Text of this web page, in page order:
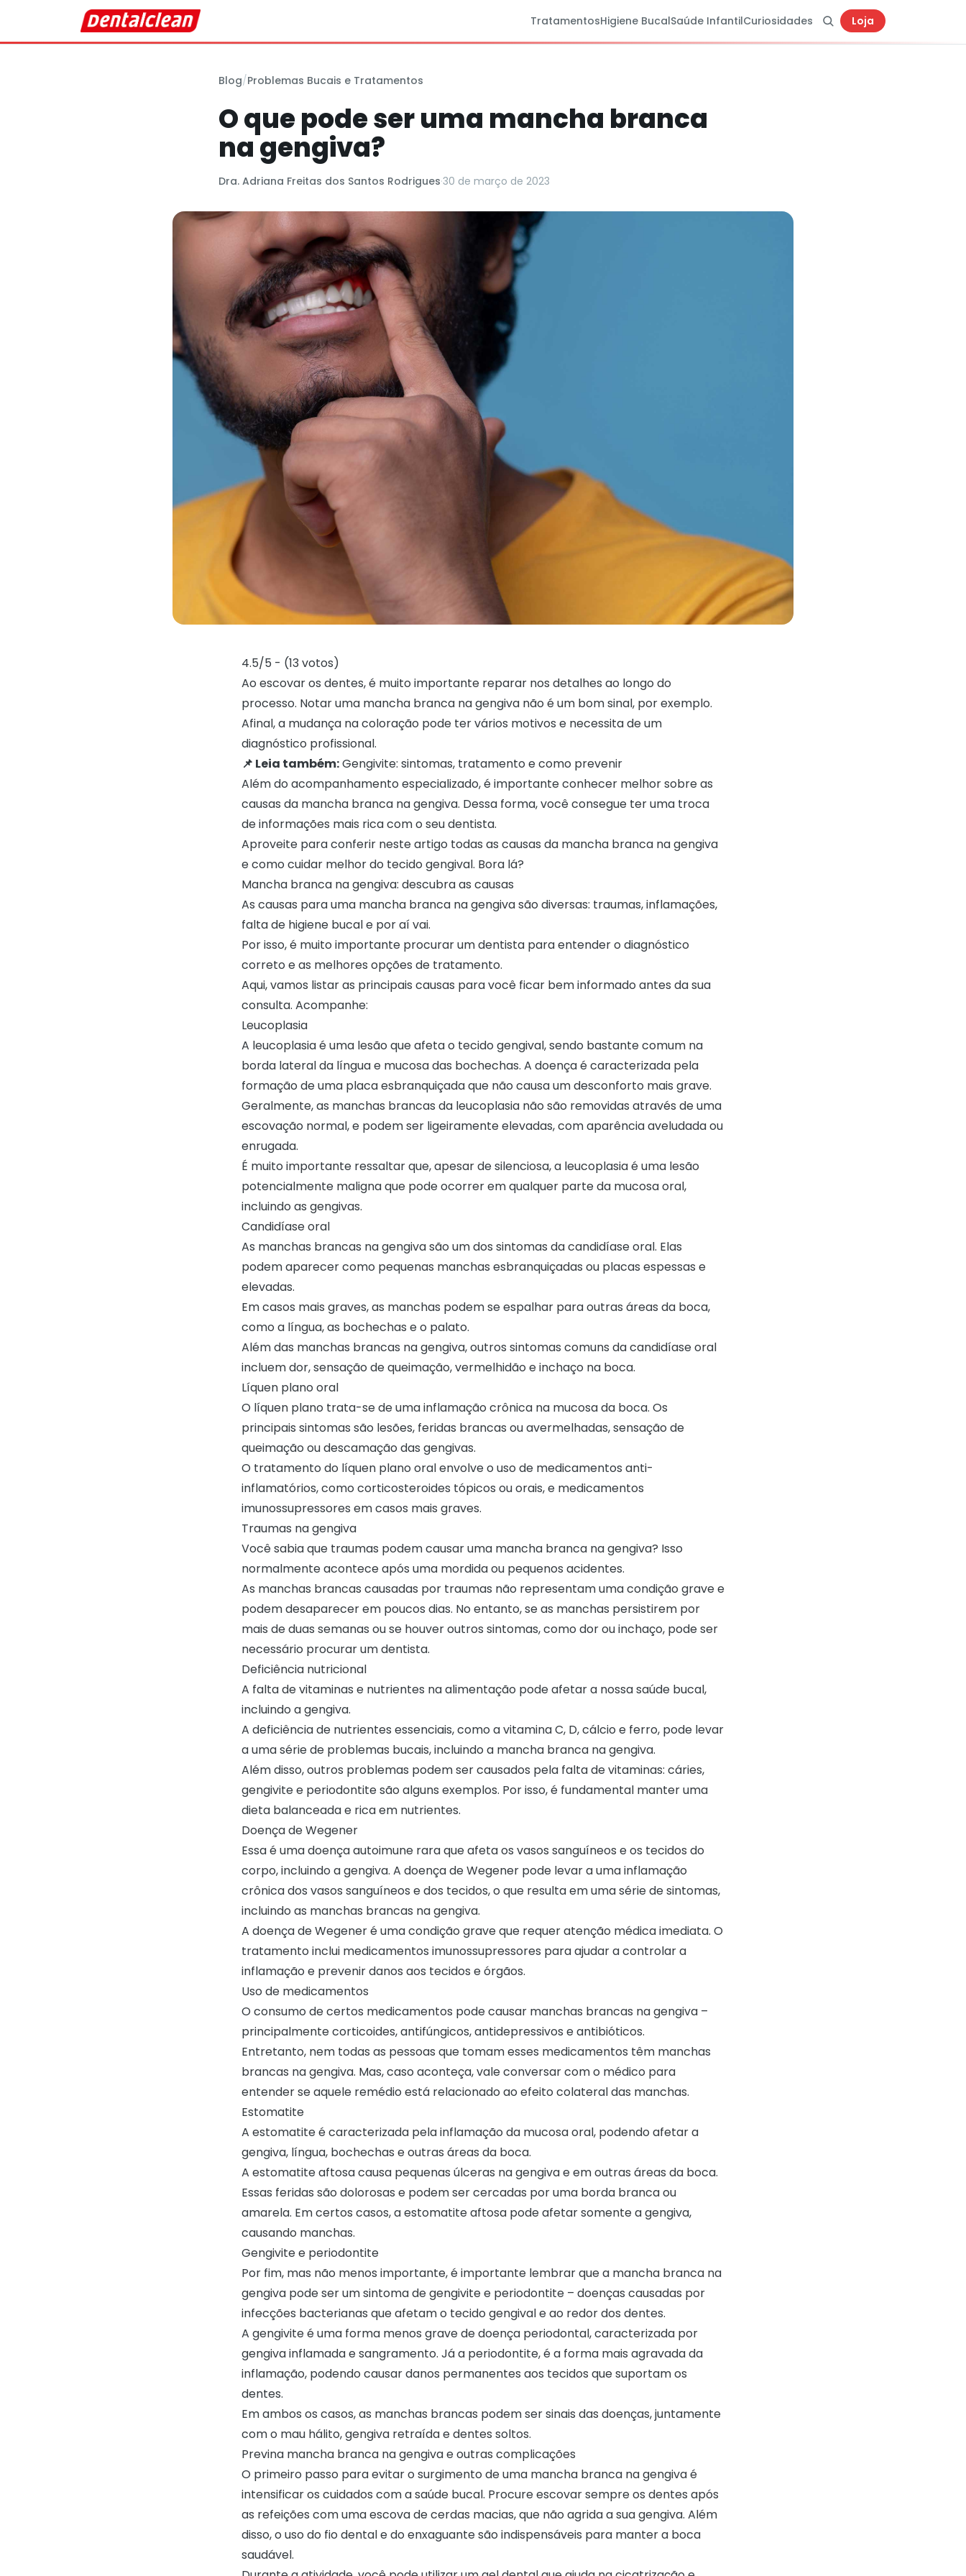
TratamentosHigiene BucalSaúde InfantilCuriosidades Loja
Blog/Problemas Bucais e Tratamentos
O que pode ser uma mancha branca
na gengiva?
Dra. Adriana Freitas dos Santos Rodrigues·30 de março de 2023
4.5/5 - (13 votos)
Ao escovar os dentes, é muito importante reparar nos detalhes ao longo do
processo. Notar uma mancha branca na gengiva não é um bom sinal, por exemplo.
Afinal, a mudança na coloração pode ter vários motivos e necessita de um
diagnóstico profissional.
📌 Leia também:Gengivite: sintomas, tratamento e como prevenir
Além do acompanhamento especializado, é importante conhecer melhor sobre as
causas da mancha branca na gengiva. Dessa forma, você consegue ter uma troca
de informações mais rica com o seu dentista.
Aproveite para conferir neste artigo todas as causas da mancha branca na gengiva
e como cuidar melhor do tecido gengival. Bora lá?
Mancha branca na gengiva: descubra as causas
As causas para uma mancha branca na gengiva são diversas: traumas, inflamações,
falta de higiene bucal e por aí vai.
Por isso, é muito importante procurar um dentista para entender o diagnóstico
correto e as melhores opções de tratamento.
Aqui, vamos listar as principais causas para você ficar bem informado antes da sua
consulta. Acompanhe:
Leucoplasia
A leucoplasia é uma lesão que afeta o tecido gengival, sendo bastante comum na
borda lateral da língua e mucosa das bochechas. A doença é caracterizada pela
formação de uma placa esbranquiçada que não causa um desconforto mais grave.
Geralmente, as manchas brancas da leucoplasia não são removidas através de uma
escovação normal, e podem ser ligeiramente elevadas, com aparência aveludada ou
enrugada.
É muito importante ressaltar que, apesar de silenciosa, a leucoplasia é uma lesão
potencialmente maligna que pode ocorrer em qualquer parte da mucosa oral,
incluindo as gengivas.
Candidíase oral
As manchas brancas na gengiva são um dos sintomas da candidíase oral. Elas
podem aparecer como pequenas manchas esbranquiçadas ou placas espessas e
elevadas.
Em casos mais graves, as manchas podem se espalhar para outras áreas da boca,
como a língua, as bochechas e o palato.
Além das manchas brancas na gengiva, outros sintomas comuns da candidíase oral
incluem dor, sensação de queimação, vermelhidão e inchaço na boca.
Líquen plano oral
O líquen plano trata-se de uma inflamação crônica na mucosa da boca. Os
principais sintomas são lesões, feridas brancas ou avermelhadas, sensação de
queimação ou descamação das gengivas.
O tratamento do líquen plano oral envolve o uso de medicamentos anti-
inflamatórios, como corticosteroides tópicos ou orais, e medicamentos
imunossupressores em casos mais graves.
Traumas na gengiva
Você sabia que traumas podem causar uma mancha branca na gengiva? Isso
normalmente acontece após uma mordida ou pequenos acidentes.
As manchas brancas causadas por traumas não representam uma condição grave e
podem desaparecer em poucos dias. No entanto, se as manchas persistirem por
mais de duas semanas ou se houver outros sintomas, como dor ou inchaço, pode ser
necessário procurar um dentista.
Deficiência nutricional
A falta de vitaminas e nutrientes na alimentação pode afetar a nossa saúde bucal,
incluindo a gengiva.
A deficiência de nutrientes essenciais, como a vitamina C, D, cálcio e ferro, pode levar
a uma série de problemas bucais, incluindo a mancha branca na gengiva.
Além disso, outros problemas podem ser causados pela falta de vitaminas: cáries,
gengivite e periodontite são alguns exemplos. Por isso, é fundamental manter uma
dieta balanceada e rica em nutrientes.
Doença de Wegener
Essa é uma doença autoimune rara que afeta os vasos sanguíneos e os tecidos do
corpo, incluindo a gengiva. A doença de Wegener pode levar a uma inflamação
crônica dos vasos sanguíneos e dos tecidos, o que resulta em uma série de sintomas,
incluindo as manchas brancas na gengiva.
A doença de Wegener é uma condição grave que requer atenção médica imediata. O
tratamento inclui medicamentos imunossupressores para ajudar a controlar a
inflamação e prevenir danos aos tecidos e órgãos.
Uso de medicamentos
O consumo de certos medicamentos pode causar manchas brancas na gengiva –
principalmente corticoides, antifúngicos, antidepressivos e antibióticos.
Entretanto, nem todas as pessoas que tomam esses medicamentos têm manchas
brancas na gengiva. Mas, caso aconteça, vale conversar com o médico para
entender se aquele remédio está relacionado ao efeito colateral das manchas.
Estomatite
A estomatite é caracterizada pela inflamação da mucosa oral, podendo afetar a
gengiva, língua, bochechas e outras áreas da boca.
A estomatite aftosa causa pequenas úlceras na gengiva e em outras áreas da boca.
Essas feridas são dolorosas e podem ser cercadas por uma borda branca ou
amarela. Em certos casos, a estomatite aftosa pode afetar somente a gengiva,
causando manchas.
Gengivite e periodontite
Por fim, mas não menos importante, é importante lembrar que a mancha branca na
gengiva pode ser um sintoma de gengivite e periodontite – doenças causadas por
infecções bacterianas que afetam o tecido gengival e ao redor dos dentes.
A gengivite é uma forma menos grave de doença periodontal, caracterizada por
gengiva inflamadae sangramento. Já a periodontite, é a forma mais agravada da
inflamação, podendo causar danos permanentes aos tecidos que suportam os
dentes.
Em ambos os casos, as manchas brancas podem ser sinais das doenças, juntamente
com o mau hálito,gengiva retraídae dentes soltos.
Previna mancha branca na gengiva e outras complicações
O primeiro passo para evitar o surgimento de uma mancha branca na gengiva é
intensificar os cuidados com a saúde bucal. Procure escovar sempre os dentes após
as refeições com uma escova de cerdas macias, que não agrida a sua gengiva. Além
disso, o uso do fio dental e do enxaguante são indispensáveis para manter a boca
saudável.